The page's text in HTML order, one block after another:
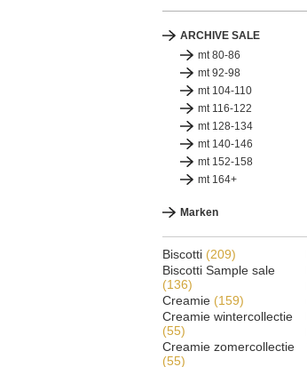
ARCHIVE SALE
mt 80-86
mt 92-98
mt 104-110
mt 116-122
mt 128-134
mt 140-146
mt 152-158
mt 164+
Marken
Biscotti (209)
Biscotti Sample sale
(136)
Creamie (159)
Creamie wintercollectie
(55)
Creamie zomercollectie
(55)